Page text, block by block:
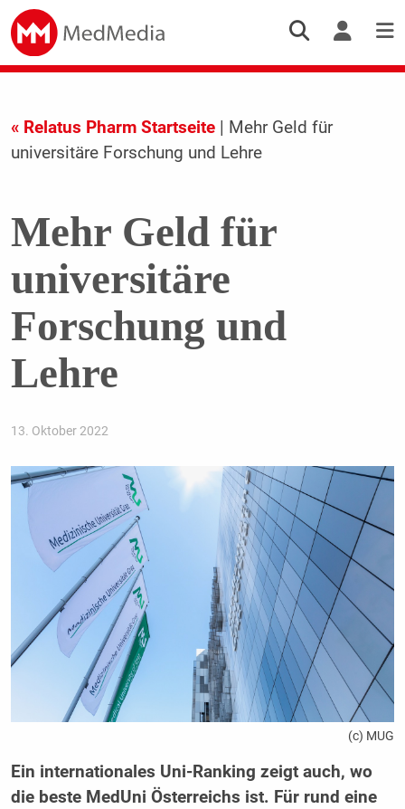
« Relatus Pharm Startseite| Mehr Geld für
universitäre Forschung und Lehre
Mehr Geld für
universitäre
Forschung und
Lehre
13. Oktober 2022
(c) MUG
Ein internationales Uni-Ranking zeigt auch, wo
die beste MedUni Österreichs ist. Für rund eine